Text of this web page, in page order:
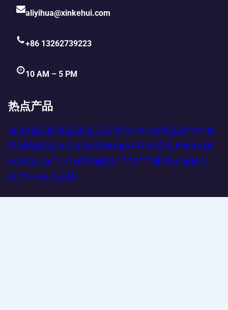
aliyihua@xinkehui.com
+86 13262739223
10 AM – 5 PM
热点产品
碳化硅晶圆 硅晶圆 蓝宝石衬底 YAG激光晶圆 YSZ单
晶 铌酸锂晶体 砷化镓晶片GaAs 砷化铟晶片InAs 磷
化铟晶片InP LiTaO3钽酸锂 ITO/FTO玻璃 外延硅片
锗片Ge 石英玻璃